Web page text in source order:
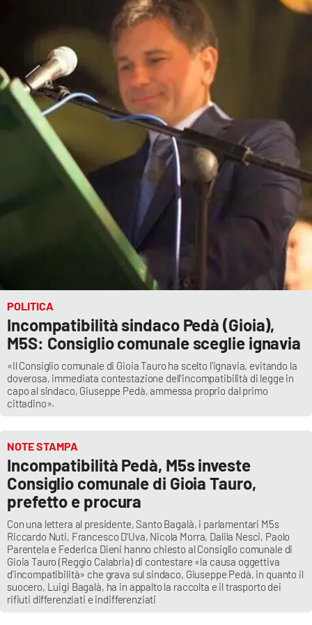
Parchi Marini Calabria
Leggendo Alvaro insieme
Imprese Di Calabria
Le perfidie di Antonella Grippo
Venti di comunicazione
LaC OnAir
EDIZIONI
LOCALI
Catanzaro
Vibo Valentia
Reggio Calabria
Cosenza
Lamezia Terme
POLITICA
Incompatibilità sindaco Pedà (Gioia),
M5S: Consiglio comunale sceglie ignavia
«Il Consiglio comunale di Gioia Tauro ha scelto l'ignavia, evitando la
doverosa, immediata contestazione dell'incompatibilità di legge in
capo al sindaco, Giuseppe Pedà, ammessa proprio dal primo
cittadino».
NOTE STAMPA
Incompatibilità Pedà, M5s investe
Consiglio comunale di Gioia Tauro,
prefetto e procura
Con una lettera al presidente, Santo Bagalà, i parlamentari M5s
Riccardo Nuti, Francesco D'Uva, Nicola Morra, Dalila Nesci, Paolo
Parentela e Federica Dieni hanno chiesto al Consiglio comunale di
Gioia Tauro (Reggio Calabria) di contestare «la causa oggettiva
d'incompatibilità» che grava sul sindaco, Giuseppe Pedà, in quanto il
suocero, Luigi Bagalà, ha in appalto la raccolta e il trasporto dei
rifiuti differenziati e indifferenziati